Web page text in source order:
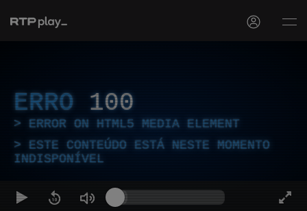
ERRO 100
ERROR ON HTML5 MEDIA ELEMENT
ESTE CONTEÚDO ESTÁ NESTE MOMENTO
INDISPONÍVEL